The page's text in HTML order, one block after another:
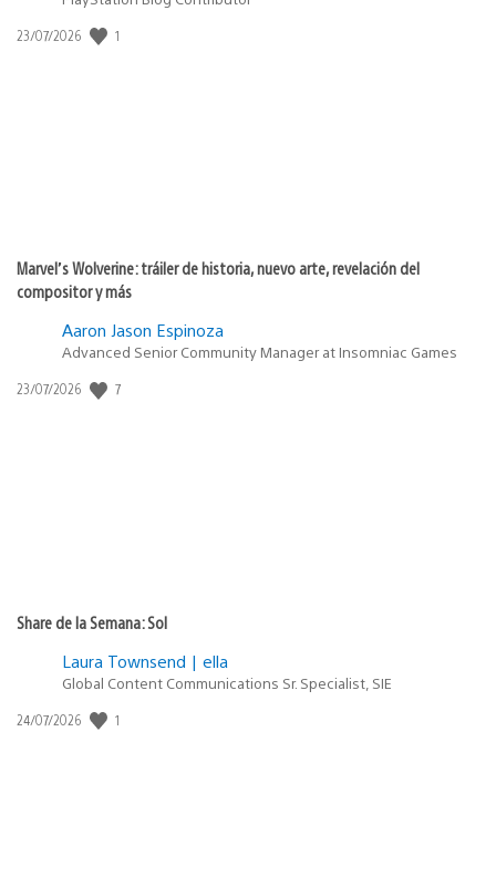
Fecha
23/07/2026 1
Marvel’s Wolverine: tráiler de historia, nuevo arte, revelación del
compositor y más
Aaron Jason Espinoza
Advanced Senior Community Manager at Insomniac Games
Fecha
23/07/2026 7
Share de la Semana: Sol
Laura Townsend | ella
Global Content Communications Sr. Specialist, SIE
Fecha
24/07/2026 1